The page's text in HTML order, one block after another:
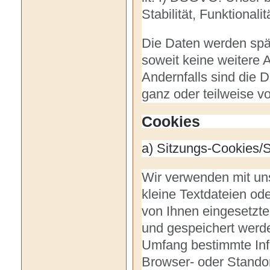
Stabilität,
Die Daten werden
soweit keine weitere
Andernfalls sind die
ganz oder teilweise
Cookies
a) Sitzungs-Cookies/
Wir verwenden mit
kleine Textdateien
von Ihnen
und gespeichert
Umfang bestimmte
Browser- oder